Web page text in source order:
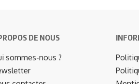
DE NOUS
sommes-nous ?